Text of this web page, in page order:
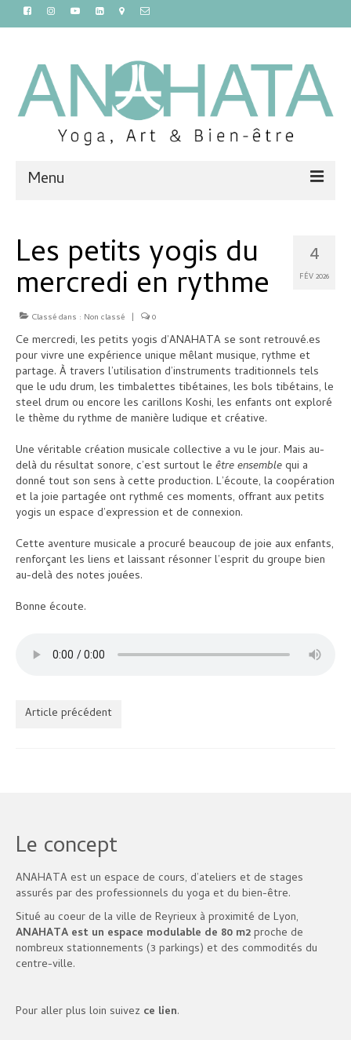
Menu
Cours
Ateliers et stages
Massages et sauna
Planning
Inscriptions et tarifs
Contact
4
FÉV 2026
Les petits yogis du
mercredi en rythme
Classé dans : Non classé | 0
Ce mercredi, les petits yogis d’ANAHATA se sont retrouvé.es
pour vivre une expérience unique mêlant musique, rythme et
partage. À travers l’utilisation d’instruments traditionnels tels
que le udu drum, les timbalettes tibétaines, les bols tibétains, le
steel drum ou encore les carillons Koshi, les enfants ont exploré
le thème du rythme de manière ludique et créative.
Une véritable création musicale collective a vu le jour. Mais au-
delà du résultat sonore, c’est surtout le être ensemblequi a
donné tout son sens à cette production. L’écoute, la coopération
et la joie partagée ont rythmé ces moments, offrant aux petits
yogis un espace d’expression et de connexion.
Cette aventure musicale a procuré beaucoup de joie aux enfants,
renforçant les liens et laissant résonner l’esprit du groupe bien
au-delà des notes jouées.
Bonne écoute.
Article précédent
Le concept
ANAHATA est un espace de cours, d’ateliers et de stages
assurés par des professionnels du yoga et du bien-être.
Situé au coeur de la ville de Reyrieux à proximité de Lyon,
ANAHATA est un espace modulable de 80 m2proche de
nombreux stationnements (3 parkings) et des commodités du
centre-ville.
Pour aller plus loin suivez ce lien.